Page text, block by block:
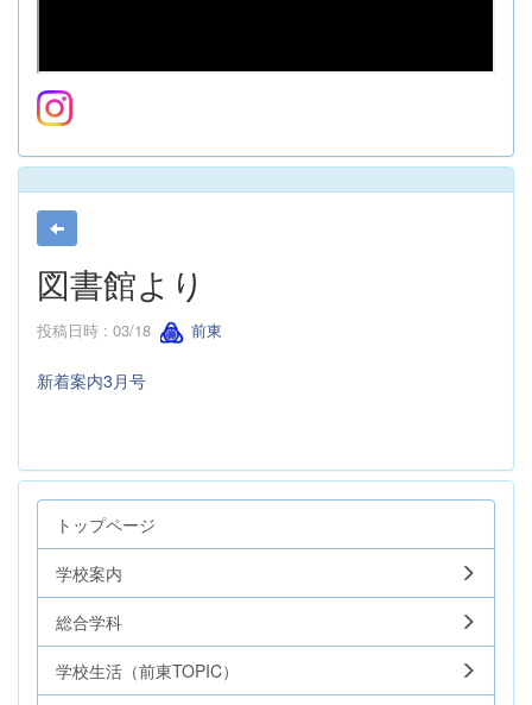
図書館より
投稿日時 : 03/18 前東
新着案内3月号
トップページ
学校案内
総合学科
学校生活（前東TOPIC）